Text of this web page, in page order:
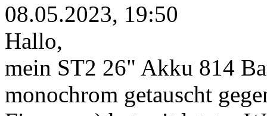
08.05.2023, 19:50
Hallo,
mein ST2 26" Akku 814
monochrom getauscht